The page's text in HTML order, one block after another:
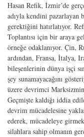
Hasan Refik, İzmir’de
adıyla kendini pazarlayan
gerektiğini hatırlatıyor.
Toplantısı için bir araya
örneğe odaklanıyor. Çin,
ardından, Fransa, İtalya,
bileşenlerinin dünya işçi
şey sunamayacağını
üzere devrimci
Geçmişte kaldığı iddia
devrim mücadelesine
ederek, mücadeleye
silahlara sahip olmanın